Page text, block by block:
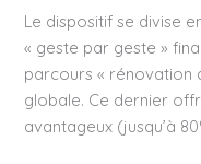
Le dispositif se divise
« geste par geste »
parcours « rénovation
globale. Ce dernier
avantageux (jusqu’à